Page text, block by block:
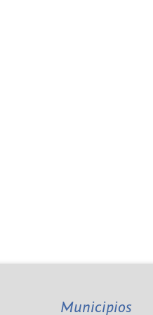
Municipios